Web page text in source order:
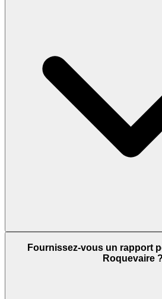
Fournissez-vous un rapport
Roquevaire ?